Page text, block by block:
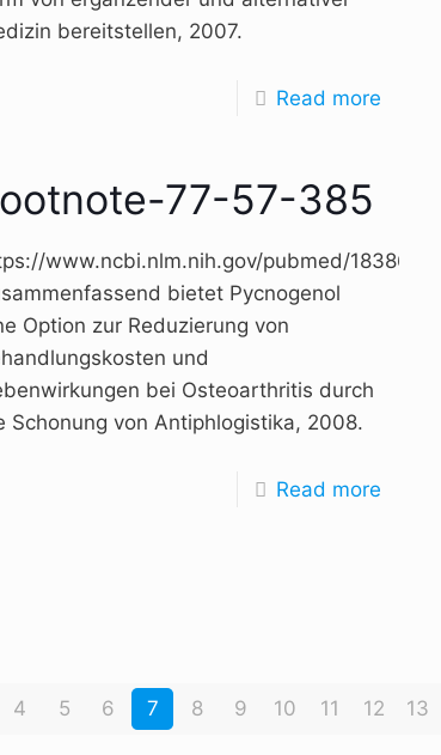
bereitstellen, 2007.
Read more
77-57-385
www.ncbi.nlm.nih.gov/pubmed/18386255,
bietet Pycnogenol
Option zur Reduzierung von
und
bei Osteoarthritis durch
Schonung von Antiphlogistika, 2008.
Read more
4 5 6 7 8 9 10 11 12 13